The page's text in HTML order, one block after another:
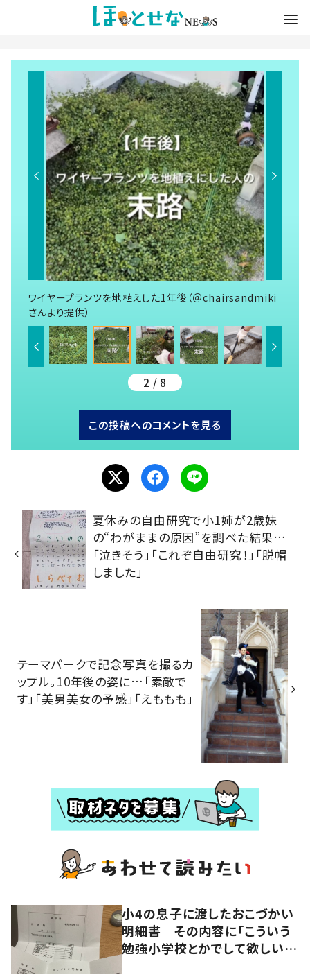
ワイヤープランツを地植えした1年後（＠chairsandmiki
さんより提供）
2 / 8
この投稿へのコメントを見る
夏休みの自由研究で小1姉が2歳妹
の“わがままの原因”を調べた結果…
「泣きそう」「これぞ自由研究！」「脱帽
しました」
テーマパークで記念写真を撮るカ
ップル。10年後の姿に…「素敵で
す」「美男美女の予感」「えももも」
小4の息子に渡したおこづかい
明細書 その内容に「こういう
勉強小学校とかでして欲しい」